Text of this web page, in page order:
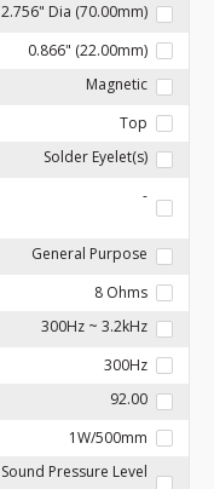
2.756" Dia (70.00mm)
0.866" (22.00mm)
Magnetic
Top
Solder Eyelet(s)
-
General Purpose
8 Ohms
300Hz ~ 3.2kHz
300Hz
92.00
1W/500mm
Sound Pressure Level